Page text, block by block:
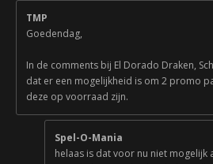
TMP
Goedendag,
In de comments bij El Dorado Draken,
dat er een mogelijkheid is om 2 promo
deze op voorraad zijn.
Spel-O-Mania
helaas is dat voor nu niet mogelijk